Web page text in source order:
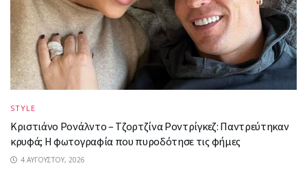
STYLE
Κριστιάνο Ρονάλντο – Τζορτζίνα Ροντρίγκεζ: Παντρεύτηκαν
κρυφά; Η φωτογραφία που πυροδότησε τις φήμες
4 ΑΥΓΟΎΣΤΟΥ, 2026